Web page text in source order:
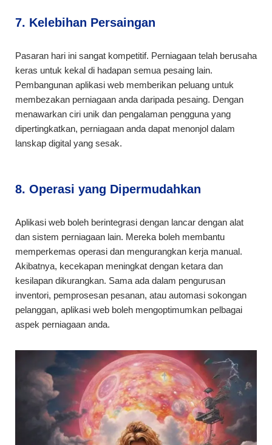
7. Kelebihan Persaingan
Pasaran hari ini sangat kompetitif. Perniagaan telah berusaha
keras untuk kekal di hadapan semua pesaing lain.
Pembangunan aplikasi web memberikan peluang untuk
membezakan perniagaan anda daripada pesaing. Dengan
menawarkan ciri unik dan pengalaman pengguna yang
dipertingkatkan, perniagaan anda dapat menonjol dalam
lanskap digital yang sesak.
8. Operasi yang Dipermudahkan
Aplikasi web boleh berintegrasi dengan lancar dengan alat
dan sistem perniagaan lain. Mereka boleh membantu
memperkemas operasi dan mengurangkan kerja manual.
Akibatnya, kecekapan meningkat dengan ketara dan
kesilapan dikurangkan. Sama ada dalam pengurusan
inventori, pemprosesan pesanan, atau automasi sokongan
pelanggan, aplikasi web boleh mengoptimumkan pelbagai
aspek perniagaan anda.